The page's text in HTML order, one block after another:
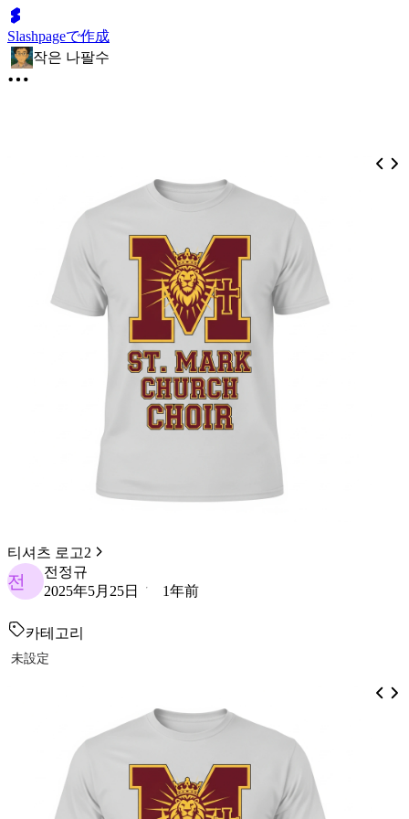
Slashpageで作成
작은 나팔수
티셔츠 로고2
전
전정규
2025年5月25日
1年前
카테고리
未設定